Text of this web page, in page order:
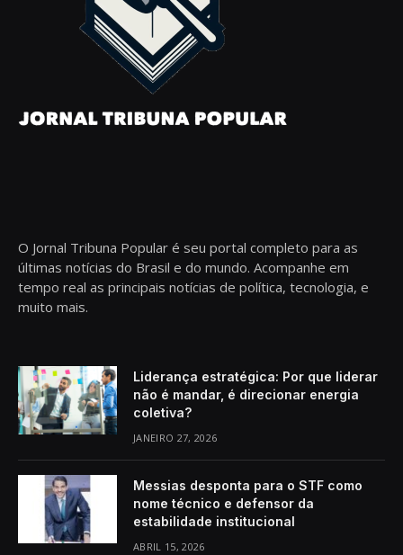
O Jornal Tribuna Popular é seu portal completo para as
últimas notícias do Brasil e do mundo. Acompanhe em
tempo real as principais notícias de política, tecnologia, e
muito mais.
Liderança estratégica: Por que liderar
não é mandar, é direcionar energia
coletiva?
JANEIRO 27, 2026
Messias desponta para o STF como
nome técnico e defensor da
estabilidade institucional
ABRIL 15, 2026